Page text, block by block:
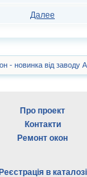
Далее
- новинка від
Про проект
Контакти
Ремонт окон
Реєстрація в каталозі